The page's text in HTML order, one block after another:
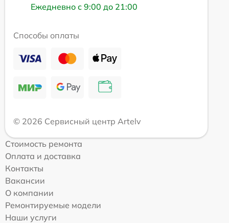
Ежедневно с 9:00 до 21:00
Способы оплаты
© 2026 Сервисный центр Artelv
Стоимость ремонта
Оплата и доставка
Контакты
Вакансии
О компании
Ремонтируемые модели
Наши услуги